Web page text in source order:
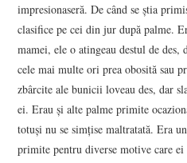
impresionaseră. De când se ştia
clasifice pe cei din jur după palme.
mamei, ele o atingeau destul de
cele mai multe ori prea obosită sau
zbârcite ale bunicii loveau des, dar
ei. Erau şi alte palme primite
totuşi nu se simţise maltratată. Era
primite pentru diverse motive care ei